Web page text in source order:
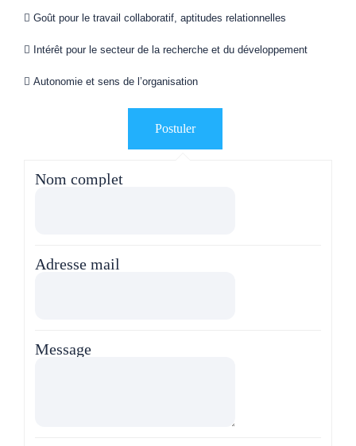
 Goût pour le travail collaboratif, aptitudes relationnelles
 Intérêt pour le secteur de la recherche et du développement
 Autonomie et sens de l’organisation
Nom complet
Adresse mail
Message